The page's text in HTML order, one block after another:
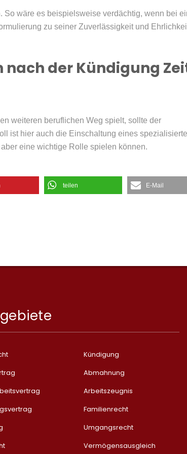
wäre es beispielsweise verdächtig, wenn bei
zu seiner Zuverlässigkeit und
der Kündigung
weiteren beruflichen Weg spielt, sollte der
ist hier auch die Einschaltung eines
eine wichtige Rolle spielen können.
teilen E-Mail
Kündigung
Abmahnung
Arbeitszeugnis
Familienrecht
Umgangsrecht
Vermögensausgleich